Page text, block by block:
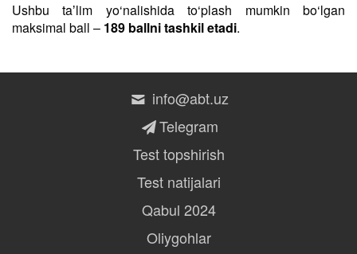
Ushbu taʼlim yo‘nalishida to‘plash mumkin bo‘lgan
maksimal ball – 189 ballni tashkil etadi.
info@abt.uz
Telegram
Test topshirish
Test natijalari
Qabul 2024
Oliygohlar